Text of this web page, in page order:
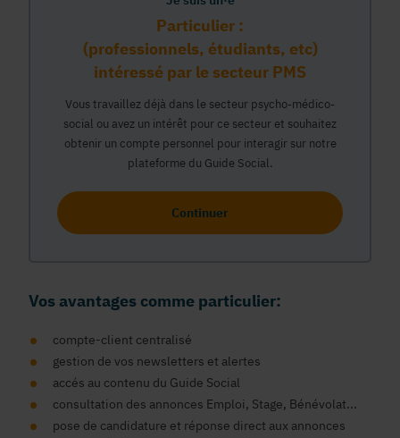
Particulier :
(professionnels, étudiants, etc)
intéressé par le secteur PMS
Vous travaillez déjà dans le secteur psycho-médico-
social ou avez un intérêt pour ce secteur et souhaitez
obtenir un compte personnel pour interagir sur notre
plateforme du Guide Social.
Continuer
Vos avantages comme particulier:
compte-client centralisé
gestion de vos newsletters et alertes
accés au contenu du Guide Social
consultation des annonces Emploi, Stage, Bénévolat...
pose de candidature et réponse direct aux annonces